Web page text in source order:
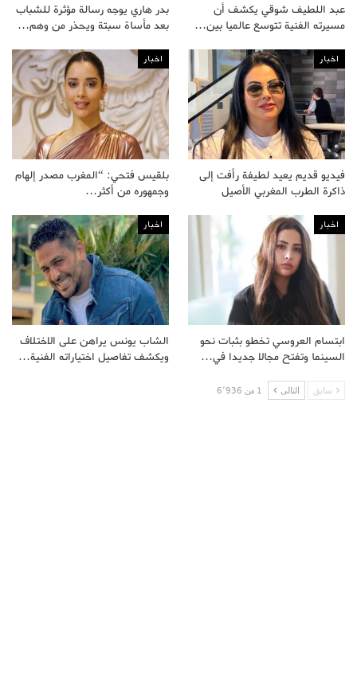
عبد اللطيف شوقي يكشف أن
مسيرته الفنية تتوسع عالميا بين…
بدر هاري يوجه رسالة مؤثرة للشباب
بعد مأساة سبتة ويحذر من وهم…
اخبار
فيديو قديم يعيد لطيفة رأفت إلى
ذاكرة الطرب المغربي الأصيل
اخبار
بلقيس فتحي: “المغرب مصدر إلهام
وجمهوره من أكثر…
اخبار
ابتسام العروسي تخطو بثبات نحو
السينما وتفتح مجالا جديدا في…
اخبار
الشاب يونس يراهن على الاختلاف
ويكشف تفاصيل اختياراته الفنية…
سابق التالى 1 من 6٬936